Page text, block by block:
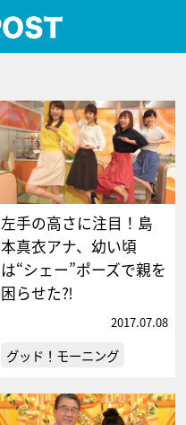
左手の高さに注目！島
本真衣アナ、幼い頃
は“シェー”ポーズで親を
困らせた⁈
2017.07.08
グッド！モーニング